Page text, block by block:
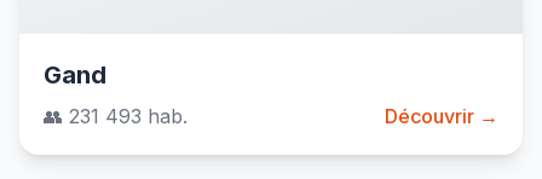
Gand
👥 231 493 hab. Découvrir →